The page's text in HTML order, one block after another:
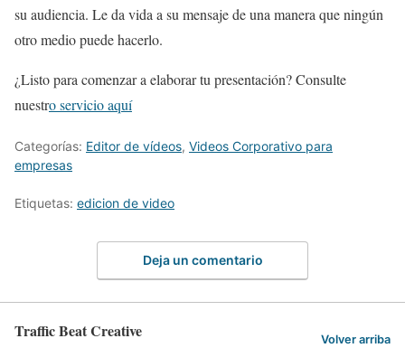
su audiencia. Le da vida a su mensaje de una manera que ningún
otro medio puede hacerlo.
¿Listo para comenzar a elaborar tu presentación? Consulte
nuestro servicio aquí
Categorías: Editor de vídeos, Videos Corporativo para
empresas
Etiquetas: edicion de video
Deja un comentario
Traffic Beat Creative Volver arriba